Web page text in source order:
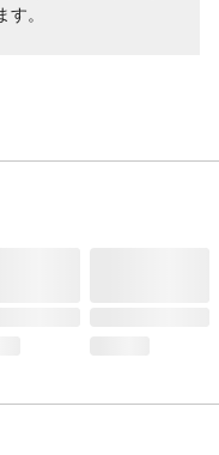
。